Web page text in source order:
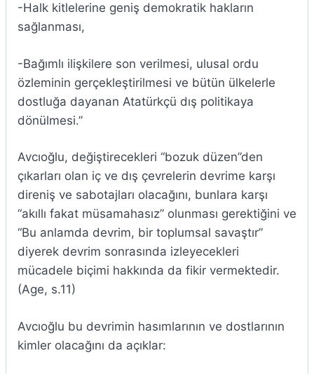
-Halk kitlelerine geniş demokratik hakların
sağlanması,
-Bağımlı ilişkilere son verilmesi, ulusal ordu
özleminin gerçekleştirilmesi ve bütün ülkelerle
dostluğa dayanan Atatürkçü dış politikaya
dönülmesi.”
Avcıoğlu, değiştirecekleri “bozuk düzen”den
çıkarları olan iç ve dış çevrelerin devrime karşı
direniş ve sabotajları olacağını, bunlara karşı
“akıllı fakat müsamahasız” olunması gerektiğini ve
“Bu anlamda devrim, bir toplumsal savaştır”
diyerek devrim sonrasında izleyecekleri
mücadele biçimi hakkında da fikir vermektedir.
(Age, s.11)
Avcıoğlu bu devrimin hasımlarının ve dostlarının
kimler olacağını da açıklar: